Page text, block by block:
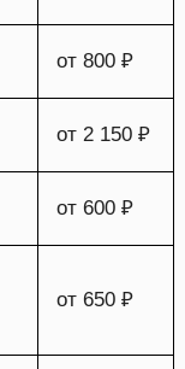
от 800 ₽
от 2 150 ₽
от 600 ₽
от 650 ₽